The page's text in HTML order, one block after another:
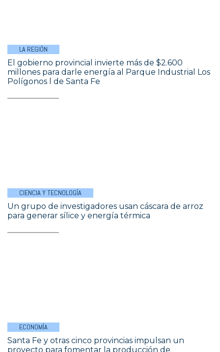
LA REGIÓN
El gobierno provincial invierte más de $2.600
millones para darle energía al Parque Industrial Los
Polígonos l de Santa Fe
CIENCIA Y TECNOLOGÍA
Un grupo de investigadores usan cáscara de arroz
para generar sílice y energía térmica
ECONOMÍA
Santa Fe y otras cinco provincias impulsan un
proyecto para fomentar la producción de